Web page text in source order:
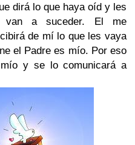
dirá lo que haya oíd y les
van a suceder. El me
de mí lo que les vaya
el Padre es mío. Por eso
y se lo comunicará a